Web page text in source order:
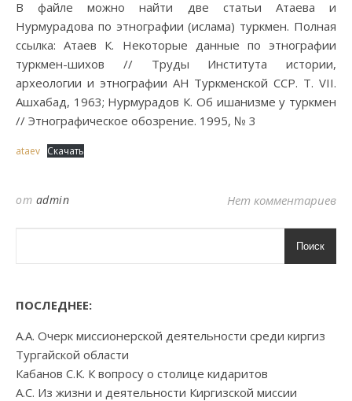
В файле можно найти две статьи Атаева и
Нурмурадова по этнографии (ислама) туркмен. Полная
ссылка: Атаев К. Некоторые данные по этнографии
туркмен-шихов // Труды Института истории,
археологии и этнографии АН Туркменской ССР. Т. VII.
Ашхабад, 1963; Нурмурадов К. Об ишанизме у туркмен
// Этнографическое обозрение. 1995, № 3
ataev Скачать
от admin Нет комментариев
Поиск
ПОСЛЕДНЕЕ:
А.А. Очерк миссионерской деятельности среди киргиз
Тургайской области
Кабанов С.К. К вопросу о столице кидаритов
А.С. Из жизни и деятельности Киргизской миссии